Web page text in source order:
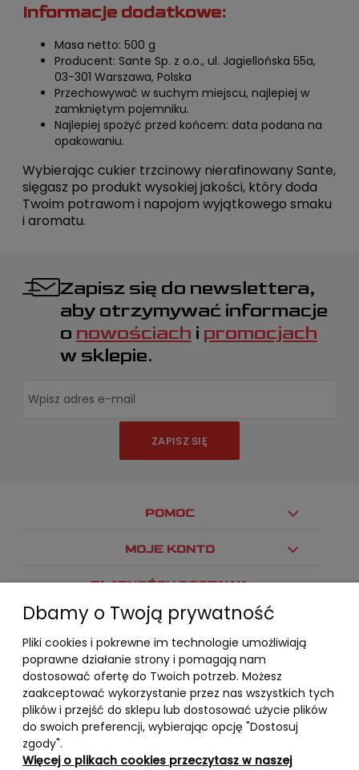
Informacje dodatkowe:
Masa netto: 500 g
Producent: Sante Sp. z o.o., ul. Jagiellońska 55a,
03-301 Warszawa, Polska
Przechowywać w suchym miejscu, najlepiej w
zamkniętym pojemniku.
Najlepiej spożyć przed końcem: data podana na
opakowaniu.
Wybierając cukier trzcinowy nierafinowany Sante,
sięgasz po produkt wysokiej jakości, który doda
Twoim potrawom i napojom wyjątkowego smaku
i aromatu.
Zapisz się do newslettera,
aby otrzymywać informacje
o nowościach i promocjach
w sklepie.
ZAPISZ SIĘ
POMOC
MOJE KONTO
PŁATNOŚCI I DOSTAWA
INFORMACJE
O NAS
Dbamy o Twoją prywatność
Pliki cookies i pokrewne im technologie umożliwiają
poprawne działanie strony i pomagają nam
dostosować ofertę do Twoich potrzeb. Możesz
zaakceptować wykorzystanie przez nas wszystkich tych
plików i przejść do sklepu lub dostosować użycie plików
do swoich preferencji, wybierając opcję "Dostosuj
zgody".
Więcej o plikach cookies przeczytasz w naszej